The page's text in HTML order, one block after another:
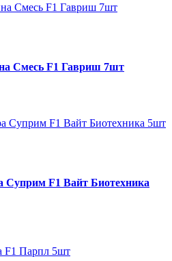
Смесь F1 Гавриш 7шт
Суприм F1 Вайт Биотехника